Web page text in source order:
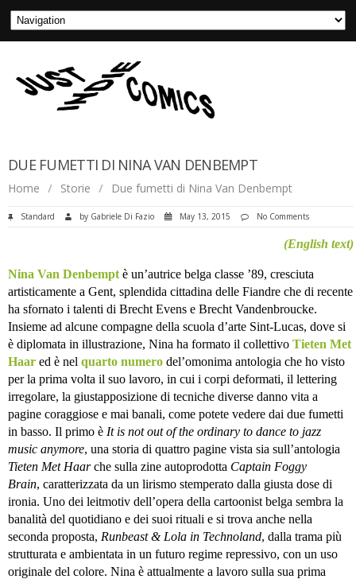
DUE FUMETTI DI NINA VAN DENBEMPT
Home / Storie / Due fumetti di Nina Van Denbempt
Standard by Gabriele Di Fazio May 13, 2015 No Comments
(English text)
Nina Van Denbempt è un’autrice belga classe ’89, cresciuta
artisticamente a Gent, splendida cittadina delle Fiandre che di recente
ha sfornato i talenti di Brecht Evens e Brecht Vandenbroucke.
Insieme ad alcune compagne della scuola d’arte Sint-Lucas, dove si
è diplomata in illustrazione, Nina ha formato il collettivo Tieten Met
Haar ed è nel quarto numero del’omonima antologia che ho visto
per la prima volta il suo lavoro, in cui i corpi deformati, il lettering
irregolare, la giustapposizione di tecniche diverse danno vita a
pagine coraggiose e mai banali, come potete vedere dai due fumetti
in basso. Il primo è It is not out of the ordinary to dance to jazz
music anymore, una storia di quattro pagine vista sia sull’antologia
Tieten Met Haarche sulla zine autoprodotta Captain Foggy
Brain, caratterizzata da un lirismo stemperato dalla giusta dose di
ironia. Uno dei leitmotiv dell’opera della cartoonist belga sembra la
banalità del quotidiano e dei suoi rituali e si trova anche nella
seconda proposta, Runbeast & Lola in Technoland, dalla trama più
strutturata e ambientata in un futuro regime repressivo, con un uso
originale del colore. Nina è attualmente a lavoro sulla sua prima